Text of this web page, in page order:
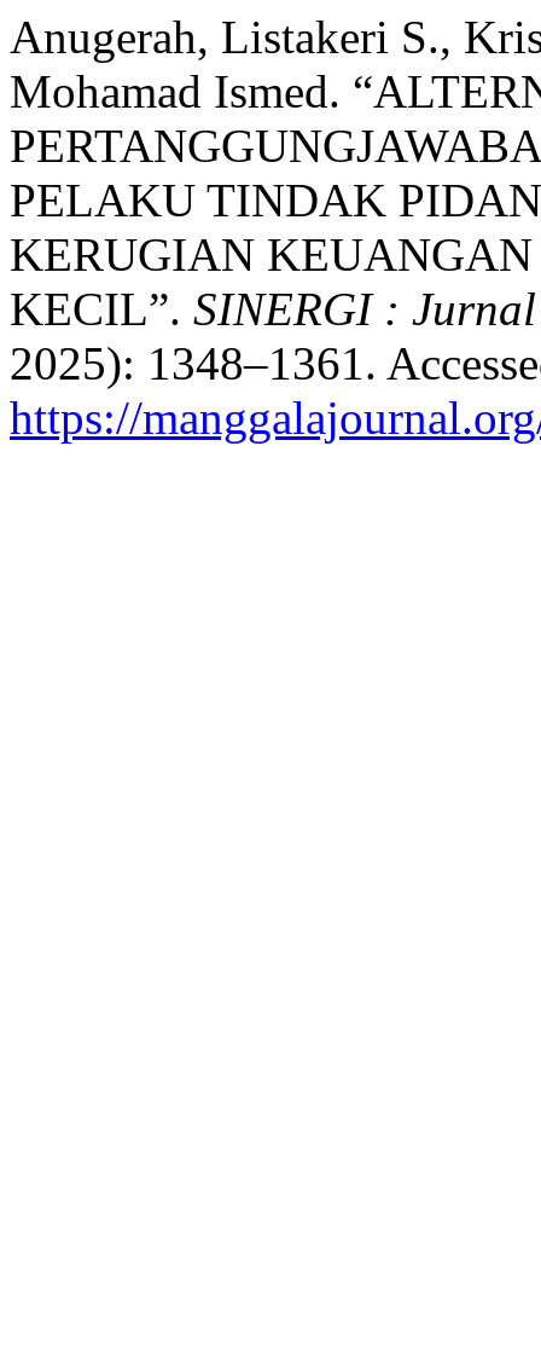
Anugerah, Listakeri S.,
Mohamad Ismed.
PELAKU TINDAK
KERUGIAN
KECIL”. SINERGI :
2025): 1348–1361.
https://